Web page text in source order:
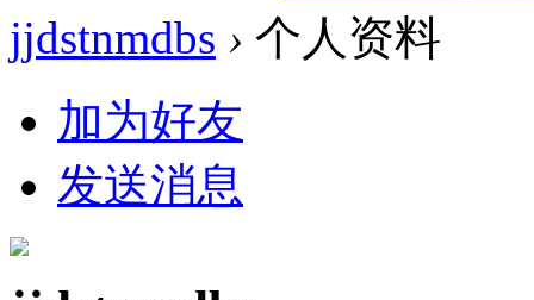
jjdstnmdbs › 个人资料
加为好友
发送消息